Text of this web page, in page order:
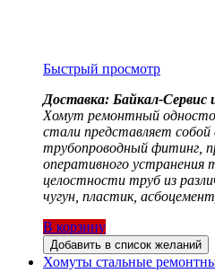
Быстрый просмотр
Доставка: Байкал-Сервис
Хомут ремонтный
стали представляет собой
трубопроводный фитинг,
оперативного устранения
целостности труб из
чугун, пластик,
В корзину
Добавить в список желаний
Хомуты стальные